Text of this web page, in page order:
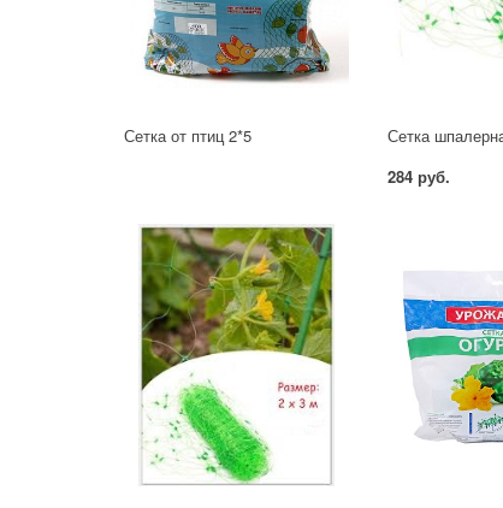
Сетка от птиц 2*5
284 руб.